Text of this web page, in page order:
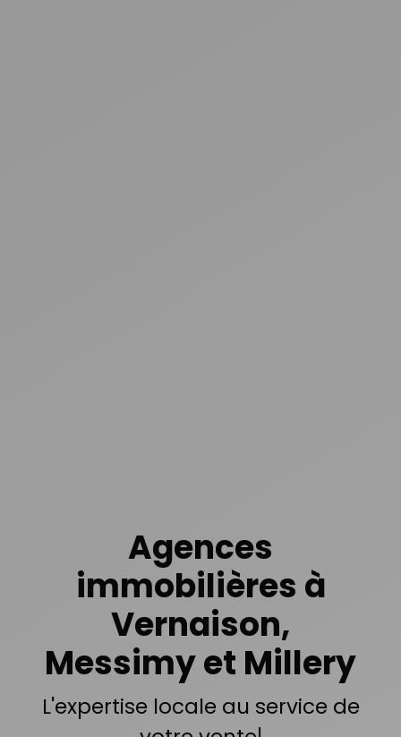
Agences
immobilières à
Vernaison,
Messimy et Millery
Plus |